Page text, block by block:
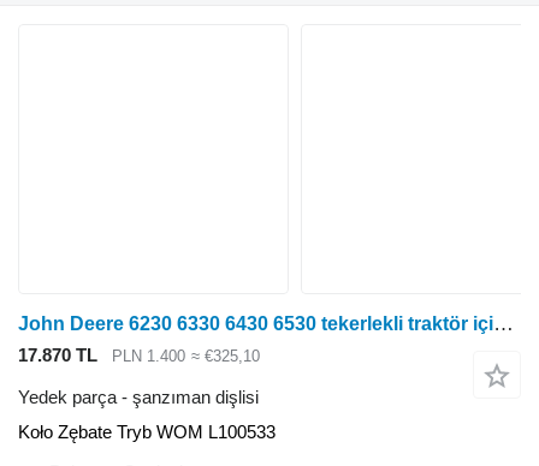
John Deere 6230 6330 6430 6530 tekerlekli traktör için John Deere 6230 6330 6430 6530 Koło Zębate Tryb WOM L100533 şanzıman dişlisi
17.870 TL PLN 1.400 ≈ €325,10
Yedek parça - şanzıman dişlisi
Koło Zębate Tryb WOM L100533